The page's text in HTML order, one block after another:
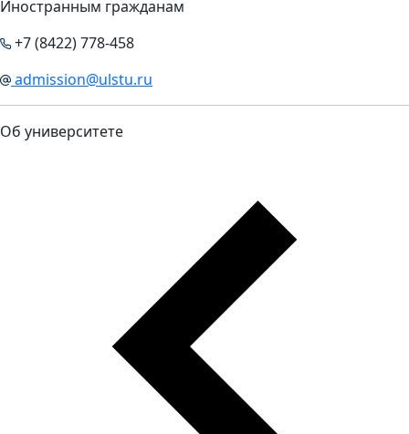
Иностранным гражданам
+7 (8422) 778-458
admission@ulstu.ru
Об университете